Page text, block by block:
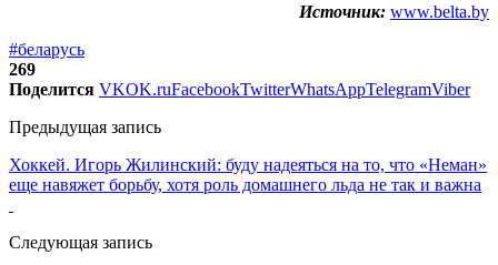
Источник: www.belta.by
#беларусь
269
Поделится VKOK.ruFacebookTwitterWhatsAppTelegramViber
Предыдущая запись
Хоккей. Игорь Жилинский: буду надеяться на то, что «Неман»
еще навяжет борьбу, хотя роль домашнего льда не так и важна
Следующая запись